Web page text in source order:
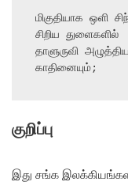
மிகுதியாக ஒளி
சிறிய துளைகளில்
தாளுருவி
காதினையும்;
குறிப்பு
இது சங்க